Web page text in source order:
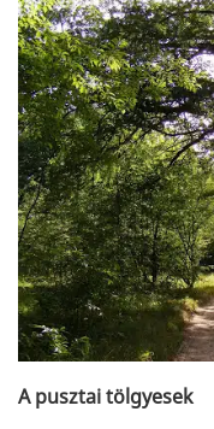
A pusztai tölgyesek